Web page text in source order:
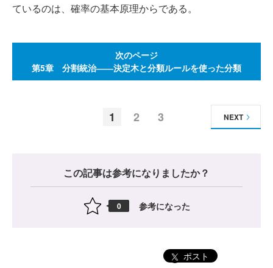
ているのは、確率の基本原理からである。
次のページ
第5章 分割統治――決定木と分類ルールを使った分類
1 2 3 NEXT
この記事は参考になりましたか？
0 参考になった
ポスト